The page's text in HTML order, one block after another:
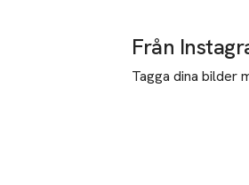
Från
Tagga dina bilder